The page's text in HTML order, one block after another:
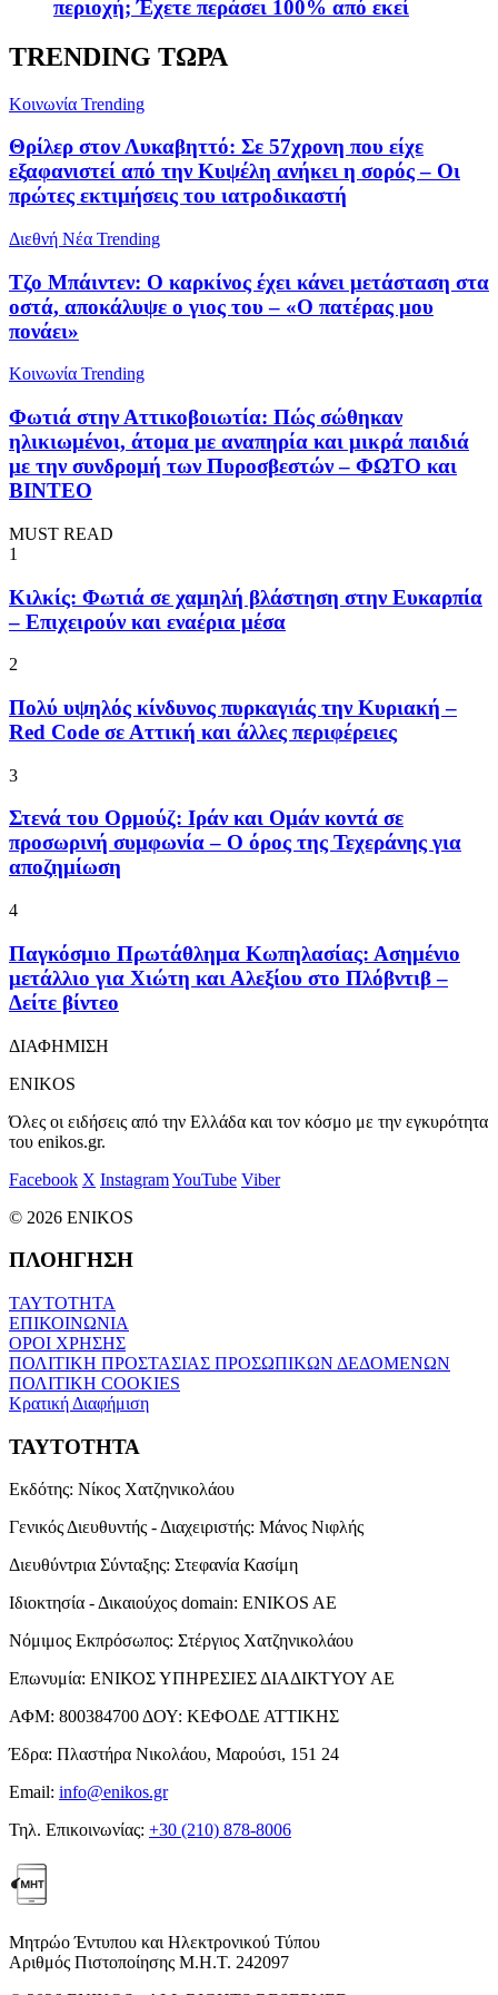
περιοχή; Έχετε περάσει 100% από εκεί
TRENDING ΤΩΡΑ
Κοινωνία Trending
Θρίλερ στον Λυκαβηττό: Σε 57χρονη που είχε
εξαφανιστεί από την Κυψέλη ανήκει η σορός – Οι
πρώτες εκτιμήσεις του ιατροδικαστή
Διεθνή Νέα Trending
Τζο Μπάιντεν: Ο καρκίνος έχει κάνει μετάσταση στα
οστά, αποκάλυψε ο γιος του – «Ο πατέρας μου
πονάει»
Κοινωνία Trending
Φωτιά στην Αττικοβοιωτία: Πώς σώθηκαν
ηλικιωμένοι, άτομα με αναπηρία και μικρά παιδιά
με την συνδρομή των Πυροσβεστών – ΦΩΤΟ και
ΒΙΝΤΕΟ
MUST READ
1
Κιλκίς: Φωτιά σε χαμηλή βλάστηση στην Ευκαρπία
– Επιχειρούν και εναέρια μέσα
2
Πολύ υψηλός κίνδυνος πυρκαγιάς την Κυριακή –
Red Code σε Αττική και άλλες περιφέρειες
3
Στενά του Ορμούζ: Ιράν και Ομάν κοντά σε
προσωρινή συμφωνία – Ο όρος της Τεχεράνης για
αποζημίωση
4
Παγκόσμιο Πρωτάθλημα Κωπηλασίας: Ασημένιο
μετάλλιο για Χιώτη και Αλεξίου στο Πλόβντιβ –
Δείτε βίντεο
ΔΙΑΦΗΜΙΣΗ
ENIKOS
Όλες οι ειδήσεις από την Ελλάδα και τον κόσμο με την εγκυρότητα
του enikos.gr.
Facebook X InstagramYouTube Viber
© 2026 ENIKOS
ΠΛΟΗΓΗΣΗ
ΤΑΥΤΟΤΗΤΑ
ΕΠΙΚΟΙΝΩΝΙΑ
ΟΡΟΙ ΧΡΗΣΗΣ
ΠΟΛΙΤΙΚΗ ΠΡΟΣΤΑΣΙΑΣ ΠΡΟΣΩΠΙΚΩΝ ΔΕΔΟΜΕΝΩΝ
ΠΟΛΙΤΙΚΗ COOKIES
Κρατική Διαφήμιση
ΤΑΥΤΟΤΗΤΑ
Εκδότης: Νίκος Χατζηνικολάου
Γενικός Διευθυντής - Διαχειριστής: Μάνος Νιφλής
Διευθύντρια Σύνταξης: Στεφανία Κασίμη
Ιδιοκτησία - Δικαιούχος domain: ENIKOS AE
Νόμιμος Εκπρόσωπος: Στέργιος Χατζηνικολάου
Επωνυμία: ΕΝΙΚΟΣ ΥΠΗΡΕΣΙΕΣ ΔΙΑΔΙΚΤΥΟΥ ΑΕ
ΑΦΜ: 800384700ΔΟΥ: ΚΕΦΟΔΕ ΑΤΤΙΚΗΣ
Έδρα: Πλαστήρα Νικολάου, Μαρούσι, 151 24
Email: info@enikos.gr
Τηλ. Επικοινωνίας: +30 (210) 878-8006
Μητρώο Έντυπου και Ηλεκτρονικού Τύπου
Αριθμός Πιστοποίησης Μ.Η.Τ. 242097